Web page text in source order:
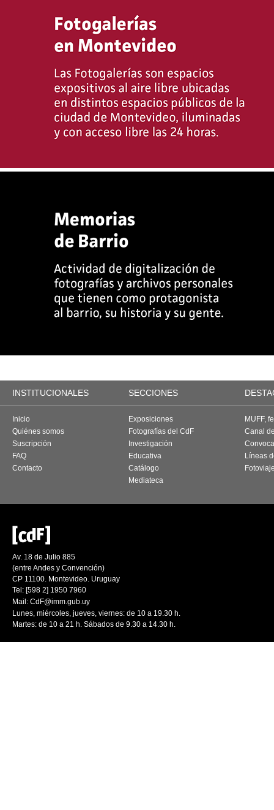
INSTITUCIONALES SECCIONES
Inicio
Quiénes somos
Suscripción
FAQ
Contacto
Exposiciones
Fotografías del CdF
Investigación
Educativa
Catálogo
Mediateca
MUFF,
Canal
Líneas
Av. 18 de Julio 885
(entre Andes y Convención)
CP 11100. Montevideo. Uruguay
Tel: [598 2] 1950 7960
Mail: CdF@imm.gub.uy
Lunes, miércoles, jueves, viernes: de 10 a 19.30 h.
Martes: de 10 a 21 h. Sábados de 9.30 a 14.30 h.